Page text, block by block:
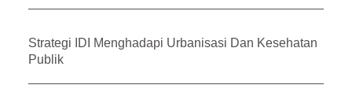
Strategi IDI Menghadapi Urbanisasi Dan Kesehatan
Publik